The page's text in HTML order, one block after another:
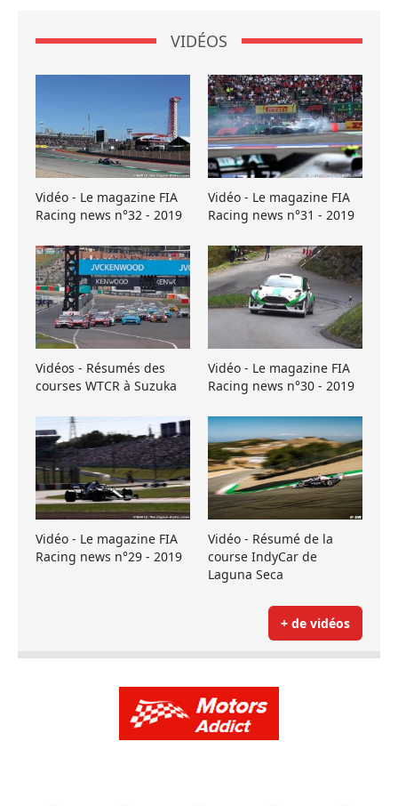
VIDÉOS
Vidéo - Le magazine FIA
Racing news n°32 - 2019
Vidéo - Le magazine FIA
Racing news n°31 - 2019
Vidéos - Résumés des
courses WTCR à Suzuka
Vidéo - Le magazine FIA
Racing news n°30 - 2019
Vidéo - Le magazine FIA
Racing news n°29 - 2019
Vidéo - Résumé de la
course IndyCar de
Laguna Seca
+ de vidéos